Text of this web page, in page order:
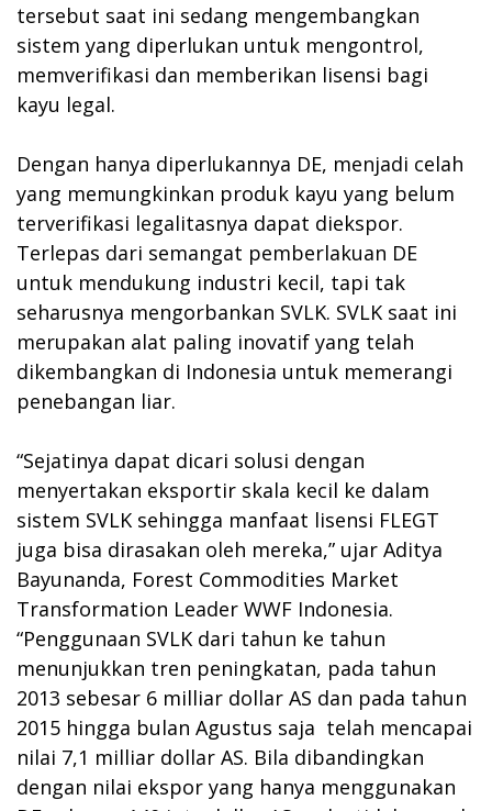
tersebut saat ini sedang mengembangkan
sistem yang diperlukan untuk mengontrol,
memverifikasi dan memberikan lisensi bagi
kayu legal.
Dengan hanya diperlukannya DE, menjadi celah
yang memungkinkan produk kayu yang belum
terverifikasi legalitasnya dapat diekspor.
Terlepas dari semangat pemberlakuan DE
untuk mendukung industri kecil, tapi tak
seharusnya mengorbankan SVLK. SVLK saat ini
merupakan alat paling inovatif yang telah
dikembangkan di Indonesia untuk memerangi
penebangan liar.
“Sejatinya dapat dicari solusi dengan
menyertakan eksportir skala kecil ke dalam
sistem SVLK sehingga manfaat lisensi FLEGT
juga bisa dirasakan oleh mereka,” ujar Aditya
Bayunanda, Forest Commodities Market
Transformation Leader WWF Indonesia.
“Penggunaan SVLK dari tahun ke tahun
menunjukkan tren peningkatan, pada tahun
2013 sebesar 6 milliar dollar AS dan pada tahun
2015 hingga bulan Agustus saja telah mencapai
nilai 7,1 milliar dollar AS. Bila dibandingkan
dengan nilai ekspor yang hanya menggunakan